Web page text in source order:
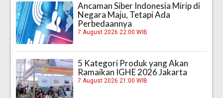
Ancaman Siber Indonesia Mirip di
Negara Maju, Tetapi Ada
Perbedaannya
7 August 2026 22:00 WIB
5 Kategori Produk yang Akan
Ramaikan IGHE 2026 Jakarta
7 August 2026 21:00 WIB